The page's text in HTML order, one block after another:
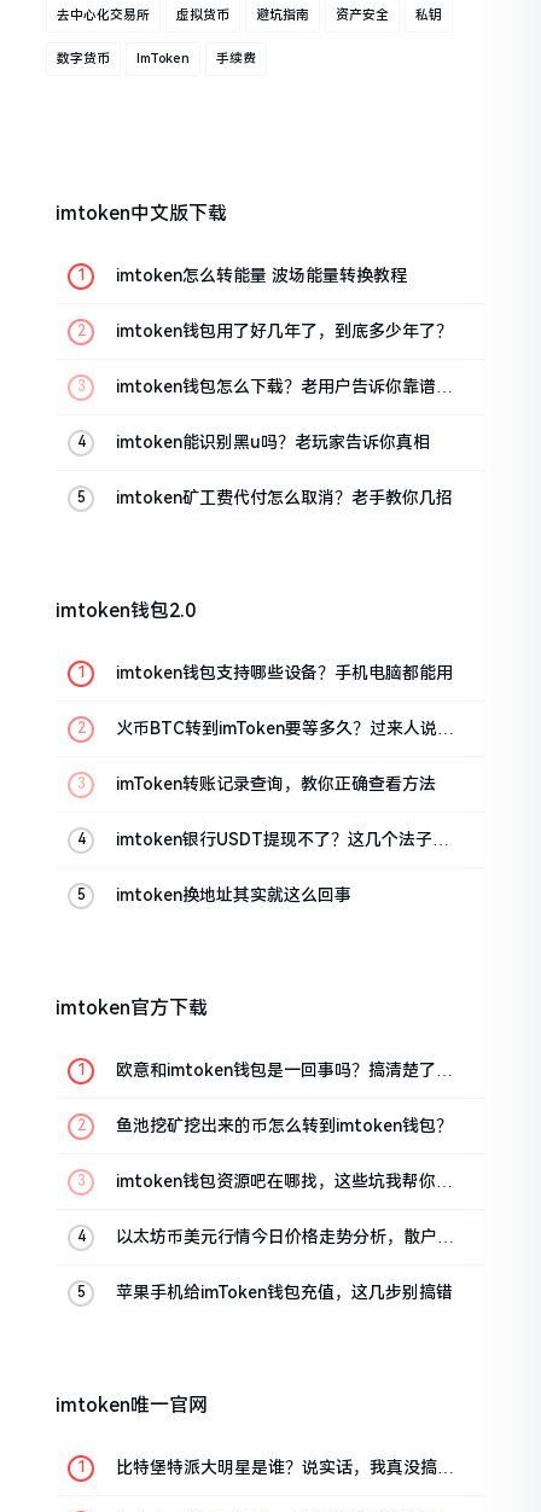
去中心化交易所 虚拟货币 避坑指南 资产安全 私钥
数字货币 ImToken 手续费
imtoken中文版下载
imtoken怎么转能量 波场能量转换教程
imtoken钱包用了好几年了，到底多少年了？
imtoken钱包怎么下载？老用户告诉你靠谱渠
imtoken能识别黑u吗？老玩家告诉你真相
imtoken矿工费代付怎么取消？老手教你几招
imtoken钱包2.0
imtoken钱包支持哪些设备？手机电脑都能用
火币BTC转到imToken要等多久？过来人说说
imToken转账记录查询，教你正确查看方法
imtoken银行USDT提现不了？这几个法子能
imtoken换地址其实就这么回事
imtoken官方下载
欧意和imtoken钱包是一回事吗？搞清楚了再
鱼池挖矿挖出来的币怎么转到imtoken钱包？
imtoken钱包资源吧在哪找，这些坑我帮你趟
以太坊币美元行情今日价格走势分析，散户如
苹果手机给imToken钱包充值，这几步别搞错
imtoken唯一官网
比特堡特派大明星是谁？说实话，我真没搞明